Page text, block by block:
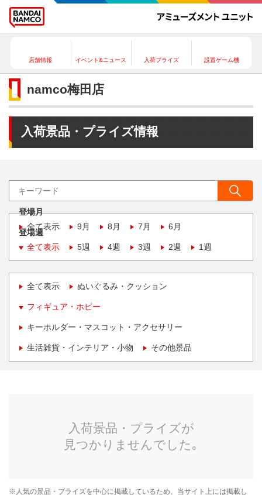
店舗情報 イベント&ニュース 入荷プライズ 設置ゲーム機
namco梅田店
入荷景品・プライズ情報
登場月
全て表示
9月 8月 7月 6月
登場週
全て表示
5週 4週 3週 2週 1週
全て表示 ぬいぐるみ・クッション
フィギュア・ホビー
キーホルダー・マスコット・アクセサリー
生活雑貨・インテリア・小物 その他景品